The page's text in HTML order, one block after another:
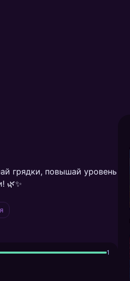
грядки, повышай уровень
🌿✨
1